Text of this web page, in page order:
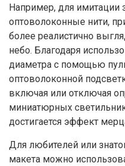
Например, для имитации
оптоволоконные нити,
более реалистично
небо. Благодаря
диаметра с помощью
оптоволоконной
включая или отключая
миниатюрных
достигается эффект
Для любителей или
макета можно